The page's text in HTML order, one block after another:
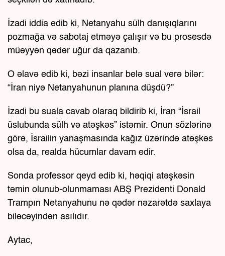
İzadi iddia edib ki, Netanyahu sülh danışıqlarını
pozmağa və sabotaj etməyə çalışır və bu prosesdə
müəyyən qədər uğur da qazanıb.
O əlavə edib ki, bəzi insanlar belə sual verə bilər:
“İran niyə Netanyahunun planına düşdü?”
İzadi bu suala cavab olaraq bildirib ki, İran “İsrail
üslubunda sülh və atəşkəs” istəmir. Onun sözlərinə
görə, İsrailin yanaşmasında kağız üzərində atəşkəs
olsa da, realda hücumlar davam edir.
Sonda professor qeyd edib ki, həqiqi atəşkəsin
təmin olunub-olunmaması ABŞ Prezidenti Donald
Trampın Netanyahunu nə qədər nəzarətdə saxlaya
biləcəyindən asılıdır.
Aytac,